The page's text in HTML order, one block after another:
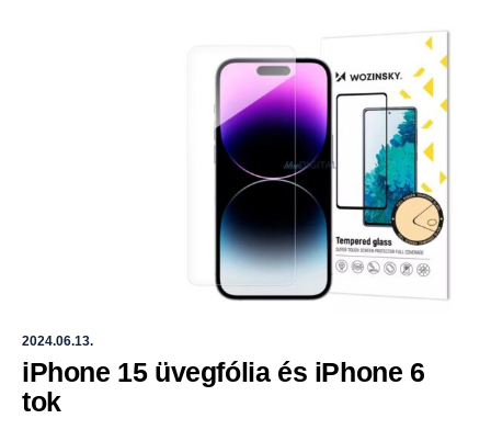
2024.06.13.
iPhone 15 üvegfólia és iPhone 6
tok